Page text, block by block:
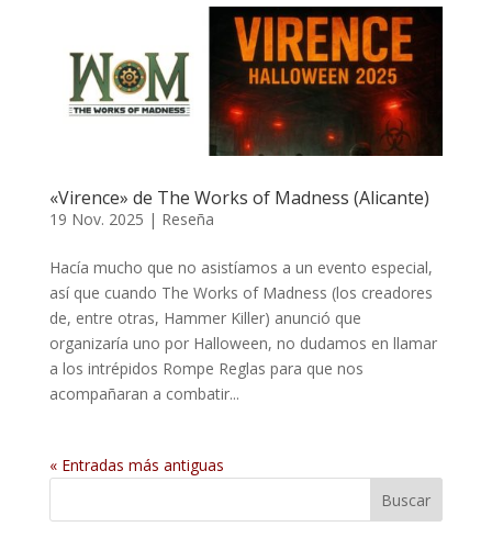
«Virence» de The Works of Madness (Alicante)
19 Nov. 2025 | Reseña
Hacía mucho que no asistíamos a un evento especial,
así que cuando The Works of Madness (los creadores
de, entre otras, Hammer Killer) anunció que
organizaría uno por Halloween, no dudamos en llamar
a los intrépidos Rompe Reglas para que nos
acompañaran a combatir...
« Entradas más antiguas